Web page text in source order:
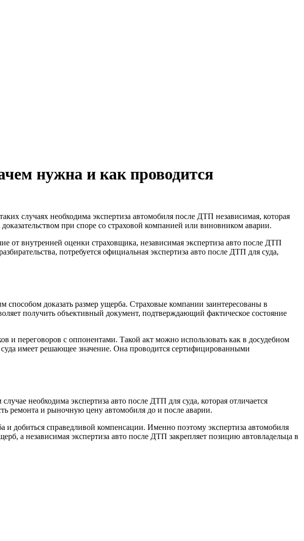
нужна и как проводится
случаях необходима экспертиза автомобиля после ДТП независимая, которая
при споре со страховой компанией или виновником аварии.
от внутренней оценки страховщика, независимая экспертиза авто после ДТП
потребуется официальная экспертиза авто после ДТП для суда,
способом доказать размер ущерба. Страховые компании заинтересованы в
получить объективный документ, подтверждающий фактическое состояние
и переговоров с оппонентами. Такой акт можно использовать как в досудебном
имеет решающее значение. Она проводится сертифицированными
необходима экспертиза авто после ДТП для суда, которая отличается
ремонта и рыночную цену автомобиля до и после аварии.
и добиться справедливой компенсации. Именно поэтому экспертиза автомобиля
а независимая экспертиза авто после ДТП закрепляет позицию автовладельца в